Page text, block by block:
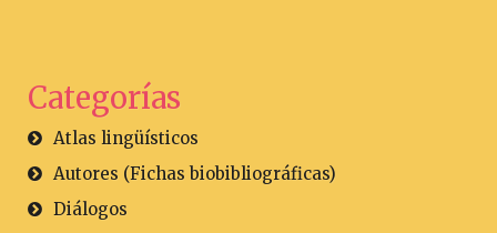
Categorías
Atlas lingüísticos
Autores (Fichas biobibliográficas)
Diálogos